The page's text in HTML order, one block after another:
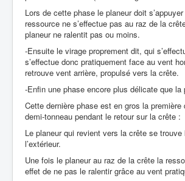
Lors de cette phase le planeur doit
ressource ne s’effectue pas au raz de la
planeur ne ralentit pas ou moins.
-Ensuite le virage proprement dit, qui
s’effectue donc pratiquement face au vent
retrouve vent arrière, propulsé vers la crête.
-Enfin une phase encore plus délicate que
Cette dernière phase est en gros la
demi-tonneau pendant le retour sur la crête :
Le planeur qui revient vers la crête se
l’extérieur.
Une fois le planeur au raz de la crête la
effet de ne pas le ralentir grâce au vent